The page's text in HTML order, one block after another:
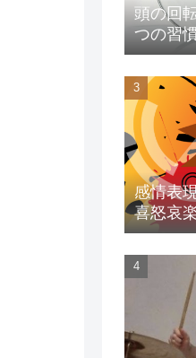
頭の回
つの習
感情表
喜怒哀